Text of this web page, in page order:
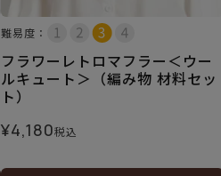
難易度：
フラワーレトロマフラー＜ウー
ルキュート＞（編み物 材料セッ
ト）
¥4,180税込